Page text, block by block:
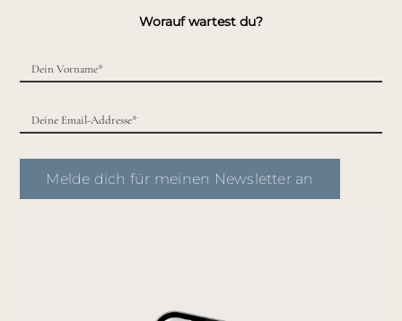
Worauf wartest du?
Melde dich für meinen Newsletter an